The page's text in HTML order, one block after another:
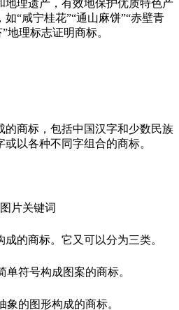
地理遗产，有效地保护优质特色产
“咸宁桂花”“通山麻饼”“赤壁青
地理标志证明商标。
的商标，包括中国汉字和少数民族
以各种不同字组合的商标。
的商标。它又可以分为三类。
符号构成图案的商标。
的图形构成的商标。